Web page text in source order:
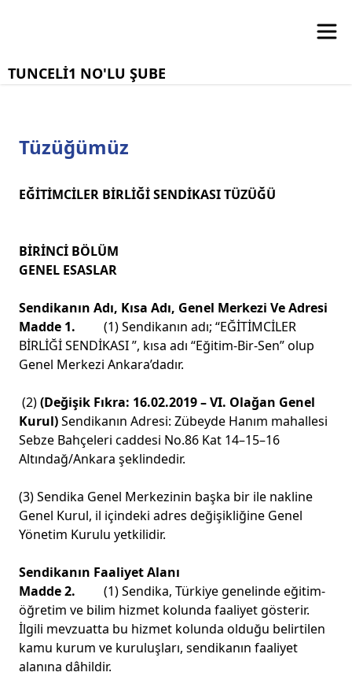
TUNCELİ1 NO'LU ŞUBE
Tüzüğümüz
EĞİTİMCİLER BİRLİĞİ SENDİKASI TÜZÜĞÜ
BİRİNCİ BÖLÜM
GENEL ESASLAR
Sendikanın Adı, Kısa Adı, Genel Merkezi Ve Adresi
Madde 1. (1) Sendikanın adı; “EĞİTİMCİLER
BİRLİĞİ SENDİKASI ”, kısa adı “Eğitim-Bir-Sen” olup
Genel Merkezi Ankara’dadır.
(2)(Değişik Fıkra: 16.02.2019 – VI. Olağan Genel
Kurul)Sendikanın Adresi: Zübeyde Hanım mahallesi
Sebze Bahçeleri caddesi No.86 Kat 14–15–16
Altındağ/Ankara şeklindedir.
(3) Sendika Genel Merkezinin başka bir ile nakline
Genel Kurul, il içindeki adres değişikliğine Genel
Yönetim Kurulu yetkilidir.
Sendikanın Faaliyet Alanı
Madde 2. (1) Sendika, Türkiye genelinde eğitim-
öğretim ve bilim hizmet kolunda faaliyet gösterir.
İlgili mevzuatta bu hizmet kolunda olduğu belirtilen
kamu kurum ve kuruluşları, sendikanın faaliyet
alanına dâhildir.